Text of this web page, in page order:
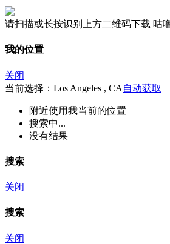
请扫描或长按识别上方二维码下载 咕
我的位置
关闭
当前选择：Los Angeles , CA 自动获取
附近使用我当前的位置
搜索中...
没有结果
搜索
关闭
搜索
关闭